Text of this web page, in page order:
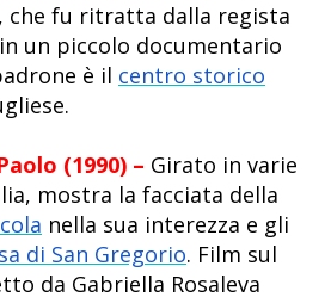
che fu ritratta dalla regista
un piccolo documentario
è il centro storico
(1990) – Girato in varie
mostra la facciata della
nella sua interezza e gli
di San Gregorio. Film sul
da Gabriella Rosaleva